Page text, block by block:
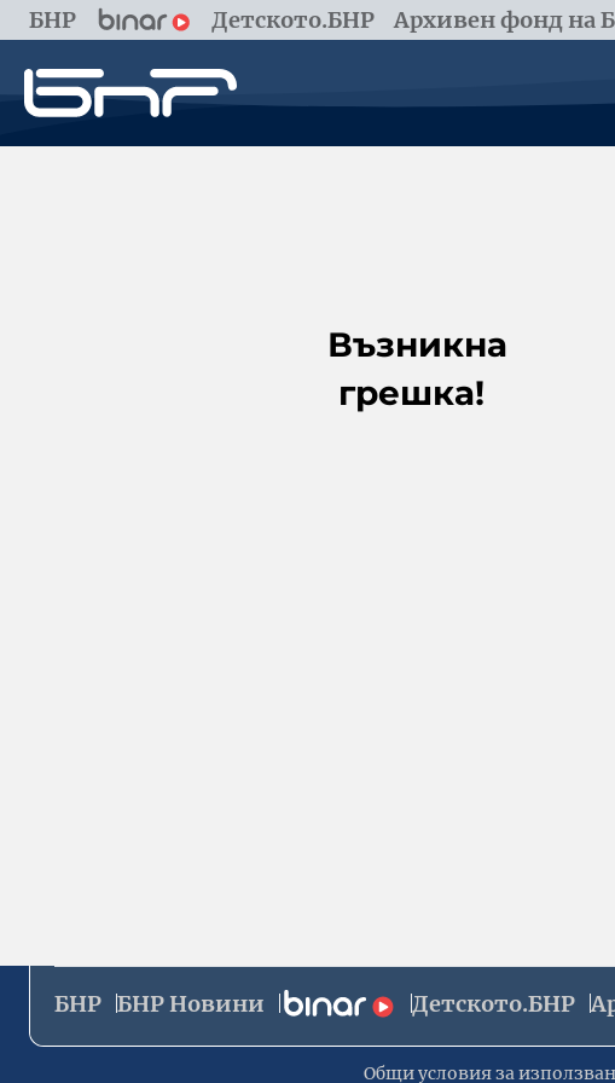
БНР Детското.БНР Архивен фонд на
Възникна
грешка!
БНР БНР Новини Детското.БНР
Общи условия за